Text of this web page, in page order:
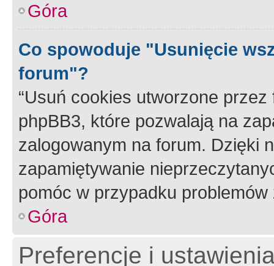
Góra
Co spowoduje "Usunięcie
forum"?
“Usuń cookies utworzone
phpBB3, które pozwalają na
zalogowanym na forum. Dzięki
zapamiętywanie
pomóc w przypadku
Góra
Preferencje i